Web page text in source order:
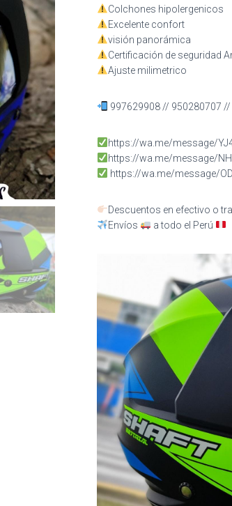
Colchones hipolergenicos
Excelente confort
visión panorámica
Certificación de seguridad
Ajuste milimetrico
997629908 // 950280707
https://wa.me/message/
https://wa.me/message/
https://wa.me/message/
Descuentos en efectivo o
Envíos
a todo el Perú